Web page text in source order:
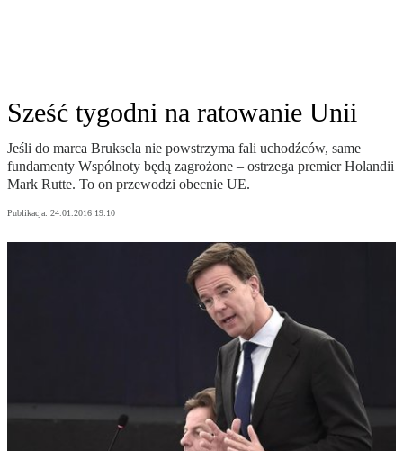
Sześć tygodni na ratowanie Unii
Jeśli do marca Bruksela nie powstrzyma fali uchodźców, same
fundamenty Wspólnoty będą zagrożone – ostrzega premier Holandii
Mark Rutte. To on przewodzi obecnie UE.
Publikacja: 24.01.2016 19:10